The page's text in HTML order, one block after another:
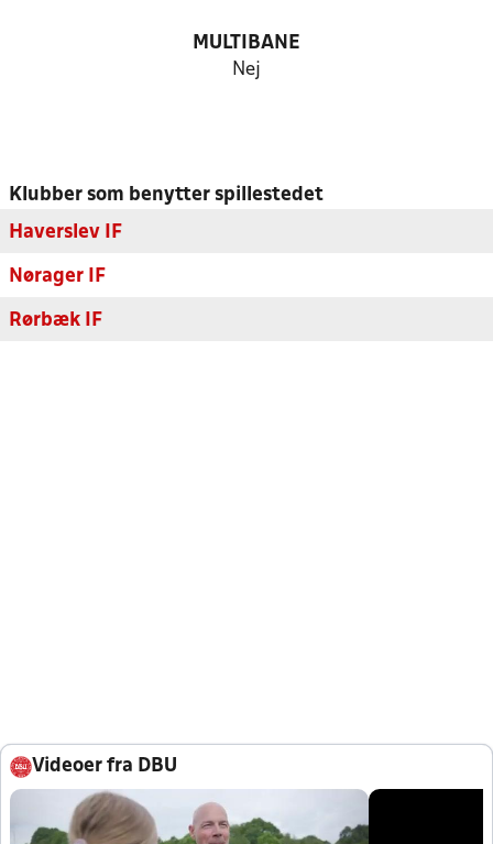
MULTIBANE
Nej
Klubber som benytter spillestedet
Haverslev IF
Nørager IF
Rørbæk IF
Videoer fra DBU